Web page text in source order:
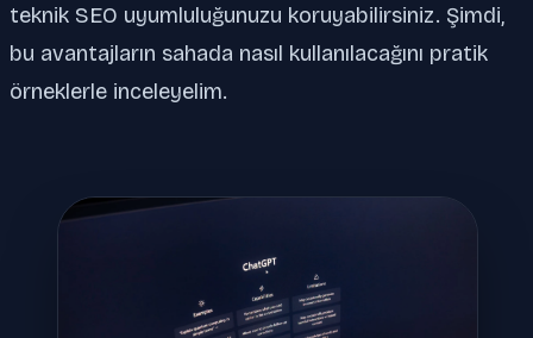
teknik SEO uyumluluğunuzu koruyabilirsiniz. Şimdi,
bu avantajların sahada nasıl kullanılacağını pratik
örneklerle inceleyelim.